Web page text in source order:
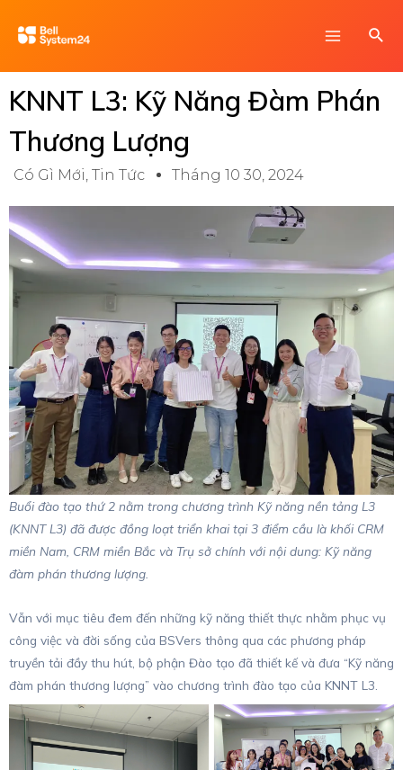
KNNT L3: Kỹ Năng Đàm Phán
Thương Lượng
Có Gì Mới, Tin Tức Tháng 10 30, 2024
Buổi đào tạo thứ 2 nằm trong chương trình Kỹ năng nền tảng L3
(KNNT L3) đã được đồng loạt triển khai tại 3 điểm cầu là khối CRM
miền Nam, CRM miền Bắc và Trụ sở chính với nội dung: Kỹ năng
đàm phán thương lượng.
Vẫn với mục tiêu đem đến những kỹ năng thiết thực nhằm phục vụ
công việc và đời sống của BSVers thông qua các phương pháp
truyền tải đầy thu hút, bộ phận Đào tạo đã thiết kế và đưa “Kỹ năng
đàm phán thương lượng” vào chương trình đào tạo của KNNT L3.